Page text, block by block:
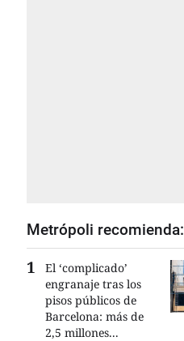
Metrópoli recomienda:
El ‘complicado’
engranaje tras los
pisos públicos de
Barcelona: más de
2,5 millones...